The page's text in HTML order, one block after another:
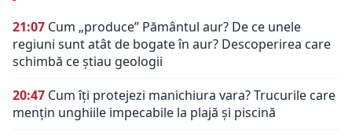
21:07 Cum „produce” Pământul aur? De ce unele
regiuni sunt atât de bogate în aur? Descoperirea care
schimbă ce știau geologii
20:47 Cum îți protejezi manichiura vara? Trucurile care
mențin unghiile impecabile la plajă și piscină